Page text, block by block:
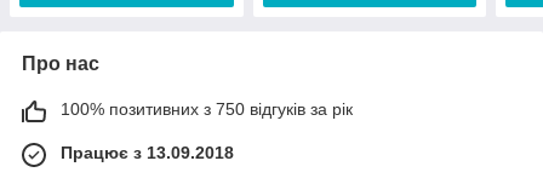
Про нас
100% позитивних з 750 відгуків за рік
Працює з 13.09.2018